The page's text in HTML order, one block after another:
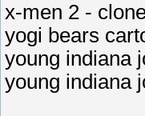
x-men 2 -
yogi bears
young indiana
young indiana